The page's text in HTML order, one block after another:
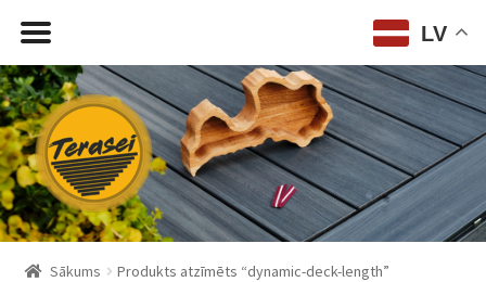
Skip
to
navigation
Skip
to
content
Sākums Produkts atzīmēts “dynamic-deck-length”
LV